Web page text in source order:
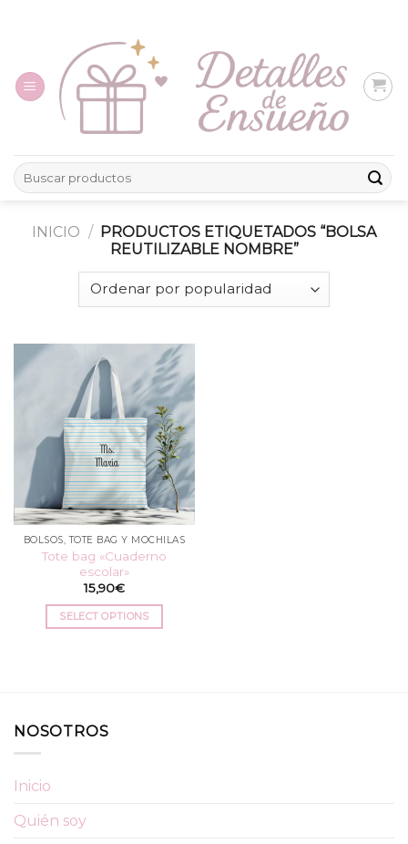
Buscar
por:
INICIO / PRODUCTOS ETIQUETADOS “BOLSA
REUTILIZABLE NOMBRE”
BOLSOS, TOTE BAG Y MOCHILAS
Tote bag «Cuaderno
escolar»
15,90€
SELECT OPTIONS
NOSOTROS
Inicio
Quién soy